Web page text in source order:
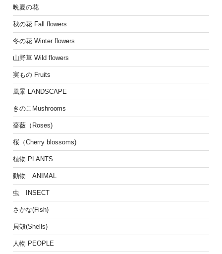
晩夏の花
秋の花 Fall flowers
冬の花 Winter flowers
山野草 Wild flowers
実もの Fruits
風景 LANDSCAPE
きのこMushrooms
薔薇（Roses)
桜（Cherry blossoms)
植物 PLANTS
動物 ANIMAL
虫 INSECT
さかな(Fish)
貝殻(Shells)
人物 PEOPLE